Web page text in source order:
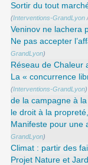
Sortir du tout
(Interventions-GrandLyon
Veninov ne lachera
Ne pas accepter
GrandLyon)
Réseau de Chaleur
La « concurrence
(Interventions-GrandLyon)
de la campagne à la
le droit à la
Manifeste pour une
GrandLyon)
Climat : partir des
Projet Nature et